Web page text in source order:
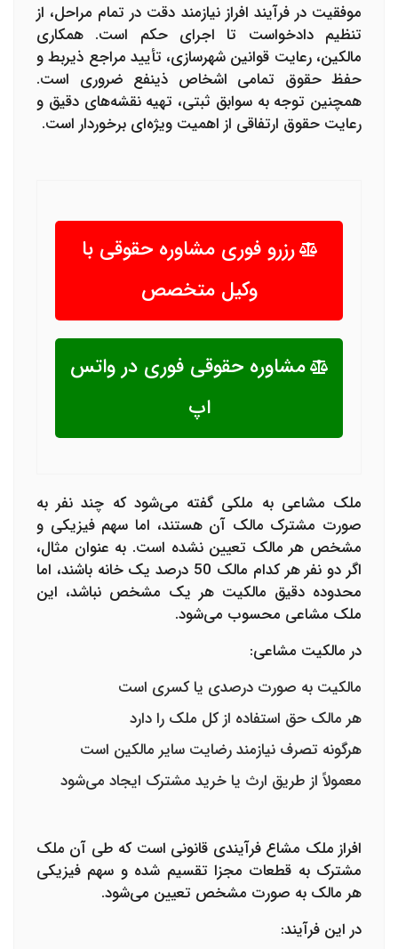
موفقیت در فرآیند افراز نیازمند دقت در تمام مراحل، از
تنظیم دادخواست تا اجرای حکم است. همکاری
مالکین، رعایت قوانین شهرسازی، تأیید مراجع ذیربط و
حفظ حقوق تمامی اشخاص ذینفع ضروری است.
همچنین توجه به سوابق ثبتی، تهیه نقشه‌های دقیق و
رعایت حقوق ارتفاقی از اهمیت ویژه‌ای برخوردار است.
رزرو فوری مشاوره حقوقی با
وکیل متخصص
مشاوره حقوقی فوری در واتس
اپ
ملک مشاعی به ملکی گفته می‌شود که چند نفر به
صورت مشترک مالک آن هستند، اما سهم فیزیکی و
مشخص هر مالک تعیین نشده است. به عنوان مثال،
اگر دو نفر هر کدام مالک 50 درصد یک خانه باشند، اما
محدوده دقیق مالکیت هر یک مشخص نباشد، این
ملک مشاعی محسوب می‌شود.
در مالکیت مشاعی:
مالکیت به صورت درصدی یا کسری است
هر مالک حق استفاده از کل ملک را دارد
هرگونه تصرف نیازمند رضایت سایر مالکین است
معمولاً از طریق ارث یا خرید مشترک ایجاد می‌شود
افراز ملک مشاعفرآیندی قانونی است که طی آن ملک
مشترک به قطعات مجزا تقسیم شده و سهم فیزیکی
هر مالک به صورت مشخص تعیین می‌شود.
در این فرآیند: